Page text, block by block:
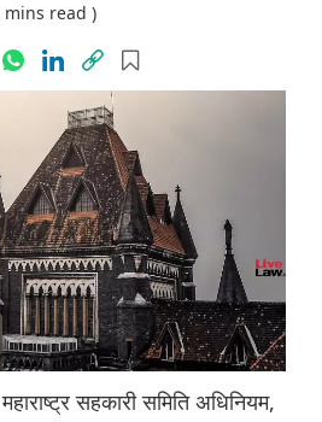
mins read )
सहकारी समिति अधिनियम,